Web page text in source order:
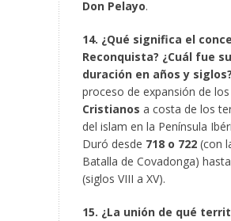
Don Pelayo.
14. ¿Qué significa el
Reconquista? ¿Cuál fue su
duración en años y siglos?
proceso de expansión de los
Cristianos a costa de los
del islam en la Península
Duró desde 718 o 722 (con
Batalla de Covadonga) hasta
(siglos VIII a XV).
15. ¿La unión de qué